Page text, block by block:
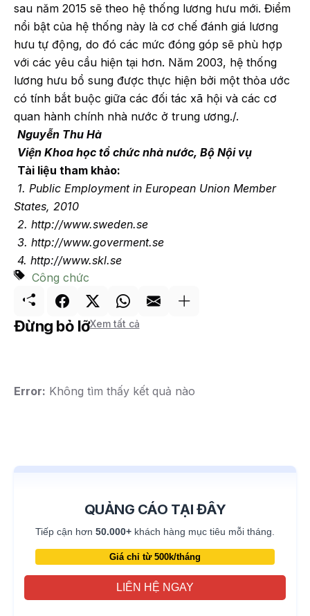
sau năm 2015 sẽ theo hệ thống lương hưu mới. Điểm
nổi bật của hệ thống này là cơ chế đánh giá lương
hưu tự động, do đó các mức đóng góp sẽ phù hợp
với các yêu cầu hiện tại hơn. Năm 2003, hệ thống
lương hưu bổ sung được thực hiện bởi một thỏa ước
có tính bắt buộc giữa các đối tác xã hội và các cơ
quan hành chính nhà nước ở trung ương./.
Nguyễn Thu Hà
Viện Khoa học tổ chức nhà nước, Bộ Nội vụ
Tài liệu tham khảo:
1. Public Employment in European Union Member
States, 2010
2. http://www.sweden.se
3. http://www.goverment.se
4. http://www.skl.se
Công chức
Đừng bỏ lỡXem tất cả
Error: Không tìm thấy kết quả nào
QUẢNG CÁO TẠI ĐÂY
Tiếp cận hơn 50.000+ khách hàng mục tiêu mỗi tháng.
Giá chỉ từ 500k/tháng
LIÊN HỆ NGAY